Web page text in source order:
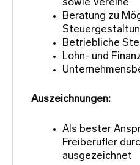
sowie Vereine
Beratung zu
Betriebliche
Lohn- und
Auszeichnungen:
Als bester
Freiberufler
ausgezeichnet